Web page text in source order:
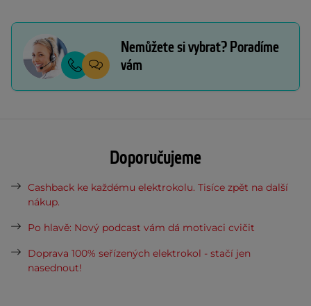
Nemůžete si vybrat? Poradíme
vám
Doporučujeme
Cashback ke každému elektrokolu. Tisíce zpět na další
nákup.
Po hlavě: Nový podcast vám dá motivaci cvičit
Doprava 100% seřízených elektrokol - stačí jen
nasednout!